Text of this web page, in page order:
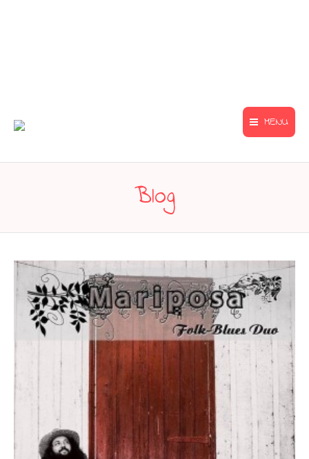
MENU
Blog